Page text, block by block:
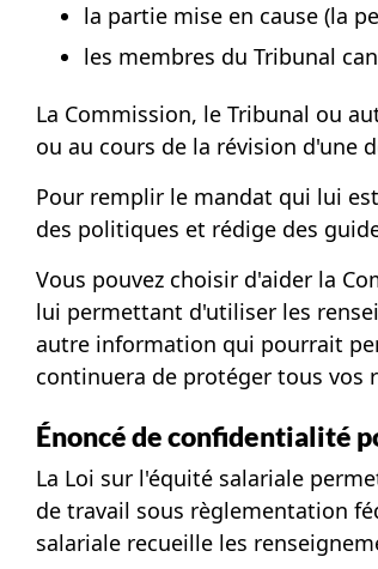
la partie mise en cause (la
les membres du Tribunal
La Commission, le Tribunal ou
ou au cours de la révision d'une
Pour remplir le mandat qui lui
des politiques et rédige des
Vous pouvez choisir d'aider la
lui permettant d'utiliser les
autre information qui pourrait
continuera de protéger tous vos
Énoncé de confidentialité
La Loi sur l'équité salariale
de travail sous règlementation
salariale recueille les